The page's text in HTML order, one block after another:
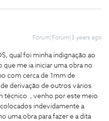
Forum|Forum|3 years ago
qual foi minha indignação ao
me ia iniciar uma obra no
com cerca de 1mm de
derivação de outros vários
técnico , venho por este meio
indevidamente a
uma obra para fazer e a dita